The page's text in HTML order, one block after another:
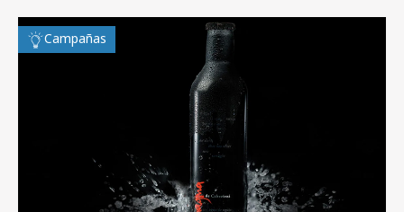
Campañas